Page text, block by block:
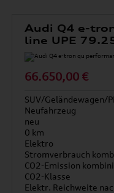
Audi Q4 e-
line UPE
66.650,00 €
SUV/Geländewagen/
Neufahrzeug
neu
0 km
Elektro
Stromverbrauch
CO2-Emission
CO2-Klasse